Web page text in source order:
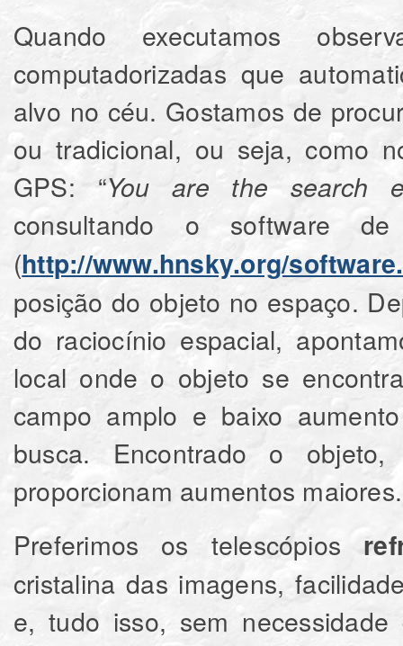
Quando executamos
computadorizadas que
alvo no céu. Gostamos de
ou tradicional, ou seja, como
GPS: “You are the search
consultando o software
(http://www.hnsky.org/
posição do objeto no espaço.
do raciocínio espacial,
local onde o objeto se
campo amplo e baixo
busca. Encontrado o
proporcionam aumentos maiores.
Preferimos os telescópios
cristalina das imagens,
e, tudo isso, sem